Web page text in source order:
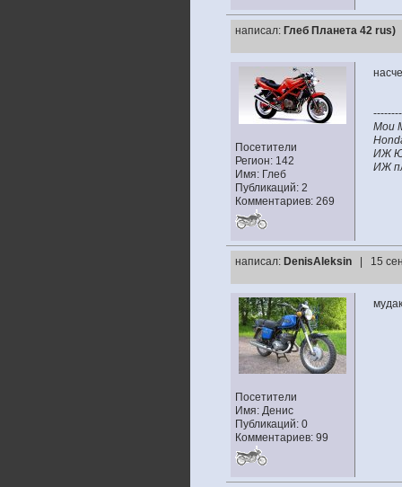
написал: Глеб Планета 42 rus)
Посетители
Регион: 142
Имя: Глеб
Публикаций: 2
Комментариев: 269
Мои
ИЖ
ИЖ
написал: DenisAleksin | 15
Посетители
Имя: Денис
Публикаций: 0
Комментариев: 99